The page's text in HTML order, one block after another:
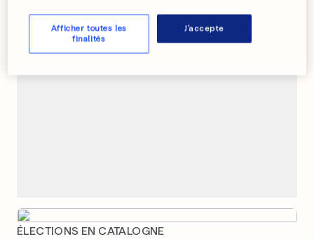
PUBLICITÉ
ÉLECTIONS EN CATALOGNE
Afficher toutes les
finalités
J'accepte